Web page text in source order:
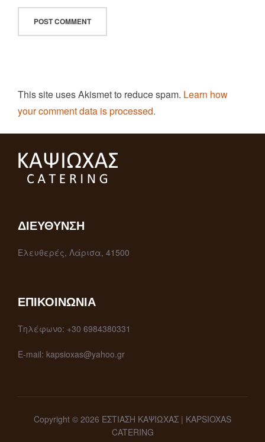
This site uses Akismet to reduce spam. Learn how
your comment data is processed.
ΔΙΕΎΘΥΝΣΗ
Ελευθερές, Λάρισα, 41500
ΕΠΙΚΟΙΝΩΝΊΑ
Τηλέφωνο: +30 6984380331
E-mail: kapsioxas@yahoo.gr
Copyright © 2026 ΕΣΤΙΑΣΗ ΚΑΨΙΩΧΑΣ | KAPSIOXAS
CATERING